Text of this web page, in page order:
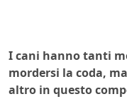
I cani hanno tanti
mordersi la coda,
altro in questo